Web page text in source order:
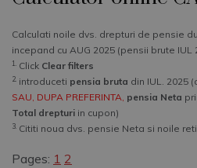
Calculati noile dvs. drepturi de pensie
incepand cu AUG 2025 (pensii brute IUL
1. Click Clear filters
2. introduceti pensia bruta din IUL. 2025
SAU, DUPA PREFERINTA, pensia Neta
Total drepturi in cupon)
3. Cititi noua dvs. pensie Neta si noile
Pages: 1 2